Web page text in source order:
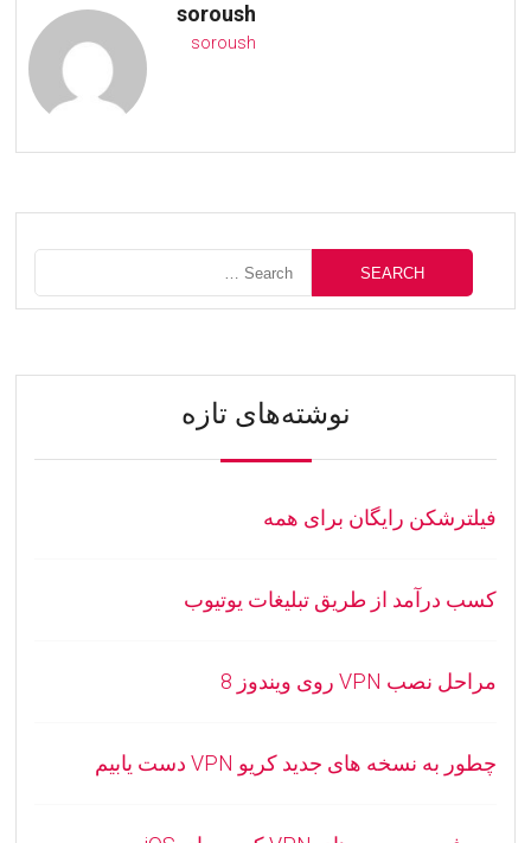
soroush
soroush
نوشته‌های تازه
فیلترشکن رایگان برای همه
کسب درآمد از طریق تبلیغات یوتیوب
مراحل نصب VPN روی ویندوز 8
چطور به نسخه های جدید کریو VPN دست یابیم